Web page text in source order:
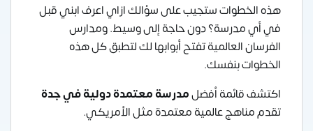
هذه الخطوات ستجيب على سؤالك ازاي اعرف ابني قبل
في أي مدرسة؟ دون حاجة إلى وسيط. ومدارس
الفرسان العالمية تفتح أبوابها لك لتطبق كل هذه
الخطوات بنفسك.
اكتشف قائمة أفضلمدرسة معتمدة دولية في جدة
تقدم مناهج عالمية معتمدة مثل الأمريكي.